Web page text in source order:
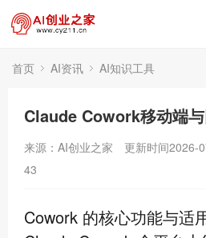
首页 AI资讯 AI知识工具
Claude Cowork移动端
来源：AI创业之家 更新时间2026-
43
Cowork 的核心功能与适